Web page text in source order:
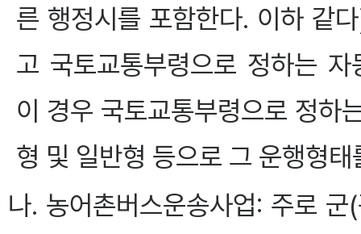
른 행정시를 포함한다. 이하 같
고 국토교통부령으로 정하는
이 경우 국토교통부령으로 정하
형 및 일반형 등으로 그 운행형
나. 농어촌버스운송사업: 주로